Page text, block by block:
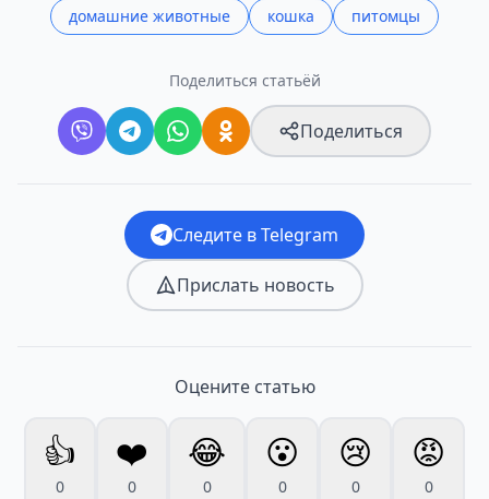
домашние животные кошка питомцы
Поделиться статьёй
Поделиться
Следите в Telegram
Прислать новость
Оцените статью
👍
0
❤️
0
😂
0
😮
0
😢
0
😡
0